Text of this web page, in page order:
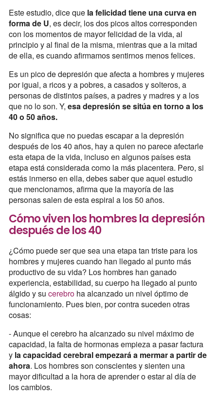
Este estudio, dice quela felicidad tiene una curva en
forma de U, es decir, los dos picos altos corresponden
con los momentos de mayor felicidad de la vida, al
principio y al final de la misma, mientras que a la mitad
de ella, es cuando afirmamos sentirnos menos felices.
Es un pico de depresión que afecta a hombres y mujeres
por igual, a ricos y a pobres, a casados y solteros, a
personas de distintos países, a padres y madres y a los
que no lo son. Y, esa depresión se sitúa en torno a los
40 o 50 años.
No significa que no puedas escapar a la depresión
después de los 40 años, hay a quien no parece afectarle
esta etapa de la vida, incluso en algunos países esta
etapa está considerada como la más placentera. Pero, si
estás inmerso en ella, debes saber que aquel estudio
que mencionamos, afirma que la mayoría de las
personas salen de esta espiral a los 50 años.
Cómo viven los hombres la depresión
después de los 40
¿Cómo puede ser que sea una etapa tan triste para los
hombres y mujeres cuando han llegado al punto más
productivo de su vida? Los hombres han ganado
experiencia, estabilidad, su cuerpo ha llegado al punto
álgido y su cerebro ha alcanzado un nivel óptimo de
funcionamiento. Pues bien, por contra suceden otras
cosas:
- Aunque el cerebro ha alcanzado su nivel máximo de
capacidad, la falta de hormonas empieza a pasar factura
yla capacidad cerebral empezará a mermar a partir de
ahora. Los hombres son conscientes y sienten una
mayor dificultad a la hora de aprender o estar al día de
los cambios.